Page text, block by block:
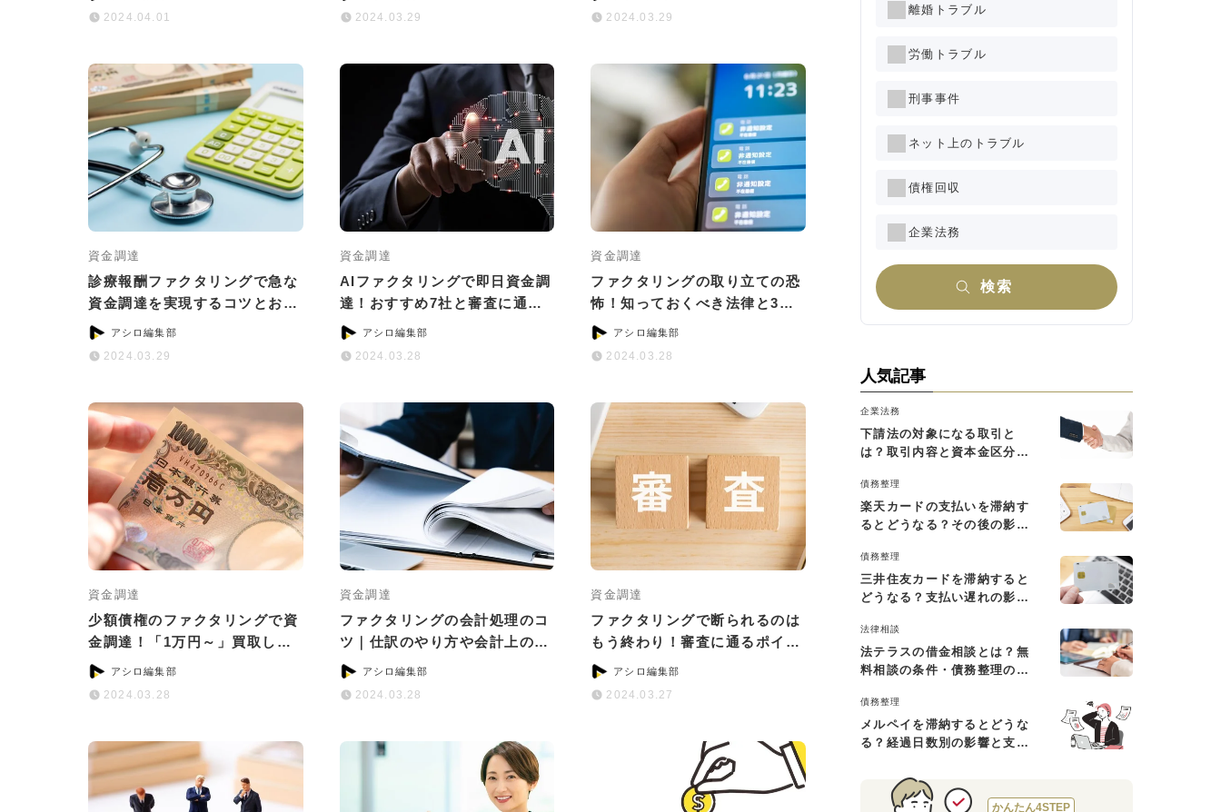
2024.04.01 2024.03.29 2024.03.29
資金調達
診療報酬ファクタリングで急な
資金調達を実現するコツとおす
すめサービス
アシロ編集部
2024.03.29
資金調達
AIファクタリングで即日資金調
達！おすすめ7社と審査に通る
ためのコツ
アシロ編集部
2024.03.28
資金調達
ファクタリングの取り立ての恐
怖！知っておくべき法律と3つ
の対処法
アシロ編集部
2024.03.28
資金調達
少額債権のファクタリングで資
金調達！「1万円～」買取して
いるサービス5選
アシロ編集部
2024.03.28
資金調達
ファクタリングの会計処理のコ
ツ｜仕訳のやり方や会計上の注
意点について
アシロ編集部
2024.03.28
資金調達
ファクタリングで断られるのは
もう終わり！審査に通るポイン
トと通過率が高い会社5選
アシロ編集部
2024.03.27
離婚トラブル
労働トラブル
刑事事件
ネット上のトラブル
債権回収
企業法務
検索
人気記事
企業法務
下請法の対象になる取引と
は？取引内容と資本金区分に
債務整理
楽天カードの支払いを滞納す
るとどうなる？その後の影響
債務整理
三井住友カードを滞納すると
どうなる？支払い遅れの影響
法律相談
法テラスの借金相談とは？無
料相談の条件・債務整理の費
債務整理
メルペイを滞納するとどうな
る？経過日数別の影響と支払
かんたん4STEP